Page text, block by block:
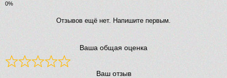
Отзывов ещё нет. Напишите первым.
Ваша общая оценка
Ваш отзыв